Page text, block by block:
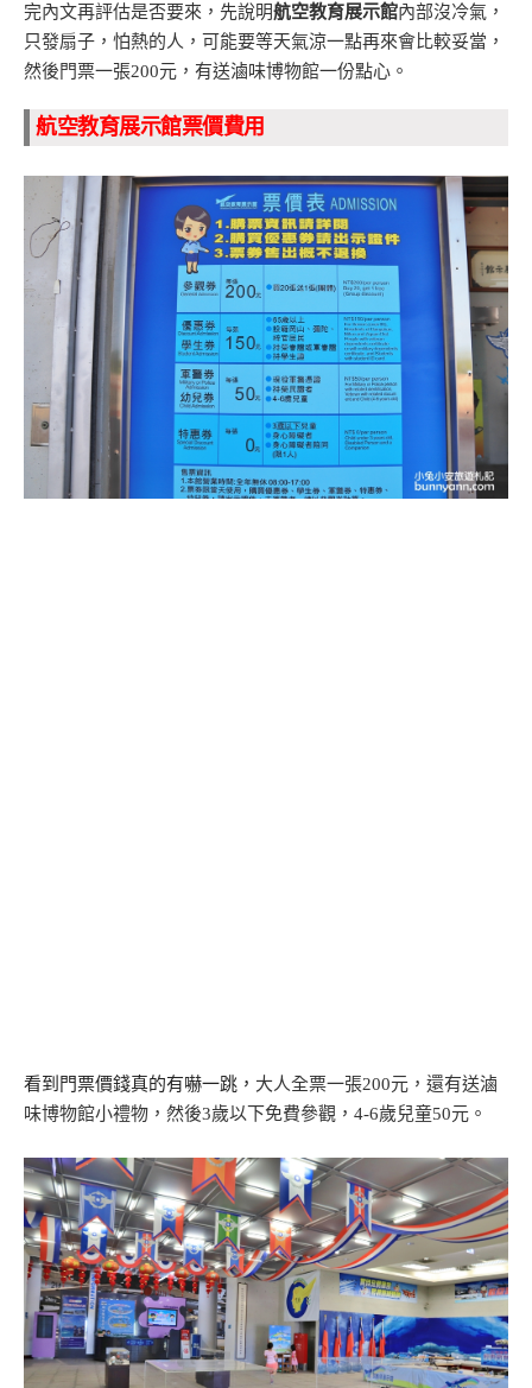
完內文再評估是否要來， 先說明航空教育展示館內部沒冷氣，
只發扇子， 怕熱的人，可能要等天氣涼一點再來會比較妥當，
然後門票一張200元，有送滷味博物館一份點心。
航空教育展示館票價費用
看到門票價錢真的有嚇一跳， 大人全票一張200元， 還有送滷
味博物館小禮物， 然後3歲以下免費參觀，4-6歲兒童50元。